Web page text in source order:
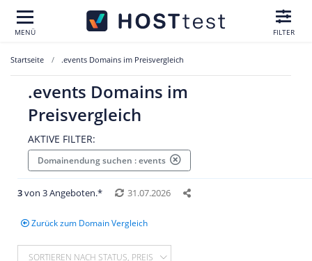
MENÜ FILTER
Startseite .events Domains im Preisvergleich
.events Domains im
Preisvergleich
AKTIVE FILTER:
Domainendung suchen : events
3von 3 Angeboten.* 31.07.2026
Zurück zum Domain Vergleich
SORTIEREN NACH STATUS, PREIS